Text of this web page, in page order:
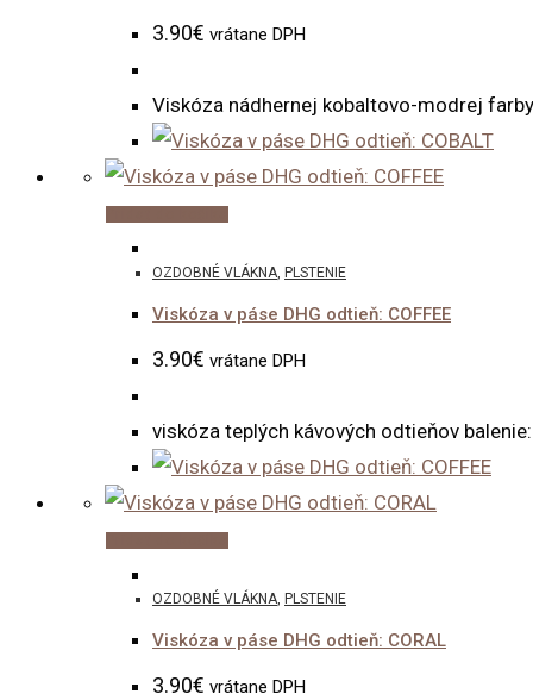
3.90€ vrátane DPH
Viskóza nádhernej kobaltovo-modrej
OZDOBNÉ VLÁKNA, PLSTENIE
Viskóza v páse DHG odtieň: COFFEE
3.90€ vrátane DPH
viskóza teplých kávových odtieňov
OZDOBNÉ VLÁKNA, PLSTENIE
Viskóza v páse DHG odtieň: CORAL
3.90€ vrátane DPH